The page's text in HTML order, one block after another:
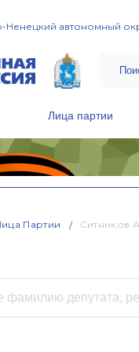
Ненецкий автономный
Лица партии
Партии Ситников